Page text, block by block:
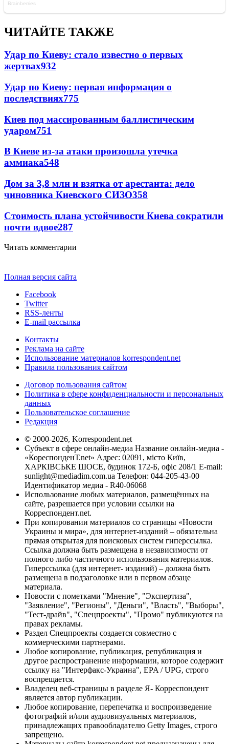
ЧИТАЙТЕ ТАКЖЕ
Удар по Киеву: стало известно о первых
жертвах932
Удар по Киеву: первая информация о
последствиях775
Киев под массированным баллистическим
ударом751
В Киеве из-за атаки произошла утечка
аммиака548
Дом за 3,8 млн и взятка от арестанта: дело
чиновника Киевского СИЗО358
Стоимость плана устойчивости Киева сократили
почти вдвое287
Читать комментарии
Полная версия сайта
Facebook
Twitter
RSS-ленты
E-mail рассылка
Контакты
Реклама на сайте
Использование материалов korrespondent.net
Правила пользования сайтом
Договор пользования сайтом
Политика в сфере конфиденциальности и персональных
данных
Пользовательское соглашение
Редакция
© 2000-2026, Korrespondent.net
Субъект в сфере онлайн-медиа Название онлайн-медиа -
«КореспонденТ.net» Адрес: 02091, місто Київ,
ХАРКІВСЬКЕ ШОСЕ, будинок 172-Б, офіс 208/1 E-mail:
sunlight@mediadim.com.ua Телефон: 044-205-43-00
Идентификатор медиа - R40-06068
Использование любых материалов, размещённых на
сайте, разрешается при условии ссылки на
Корреспондент.net.
При копировании материалов со страницы «Новости
Украины и мира», для интернет-изданий – обязательна
прямая открытая для поисковых систем гиперссылка.
Ссылка должна быть размещена в независимости от
полного либо частичного использования материалов.
Гиперссылка (для интернет- изданий) – должна быть
размещена в подзаголовке или в первом абзаце
материала.
Новости с пометками "Мнение", "Экспертиза",
"Заявление", "Регионы", "Деньги", "Власть", "Выборы",
"Тест-драйв", "Спецпроекты", "Промо" публикуются на
правах рекламы.
Раздел Спецпроекты создается совместно с
коммерческими партнерами.
Любое копирование, публикация, републикация и
другое распространение информации, которое содержит
ссылку на "Интерфакс-Украина", EPA / UPG, строго
воспрещается.
Владелец веб-страницы в разделе Я- Корреспондент
является автор публикации.
Любое копирование, перепечатка и воспроизведение
фотографий и/или аудиовизуальных материалов,
принадлежащих правообладателю Getty Images, строго
запрещено.